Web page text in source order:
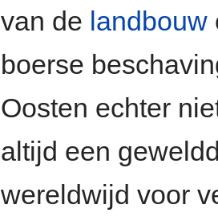
van de landbouw
boerse
Oosten echter
altijd een
wereldwijd voor